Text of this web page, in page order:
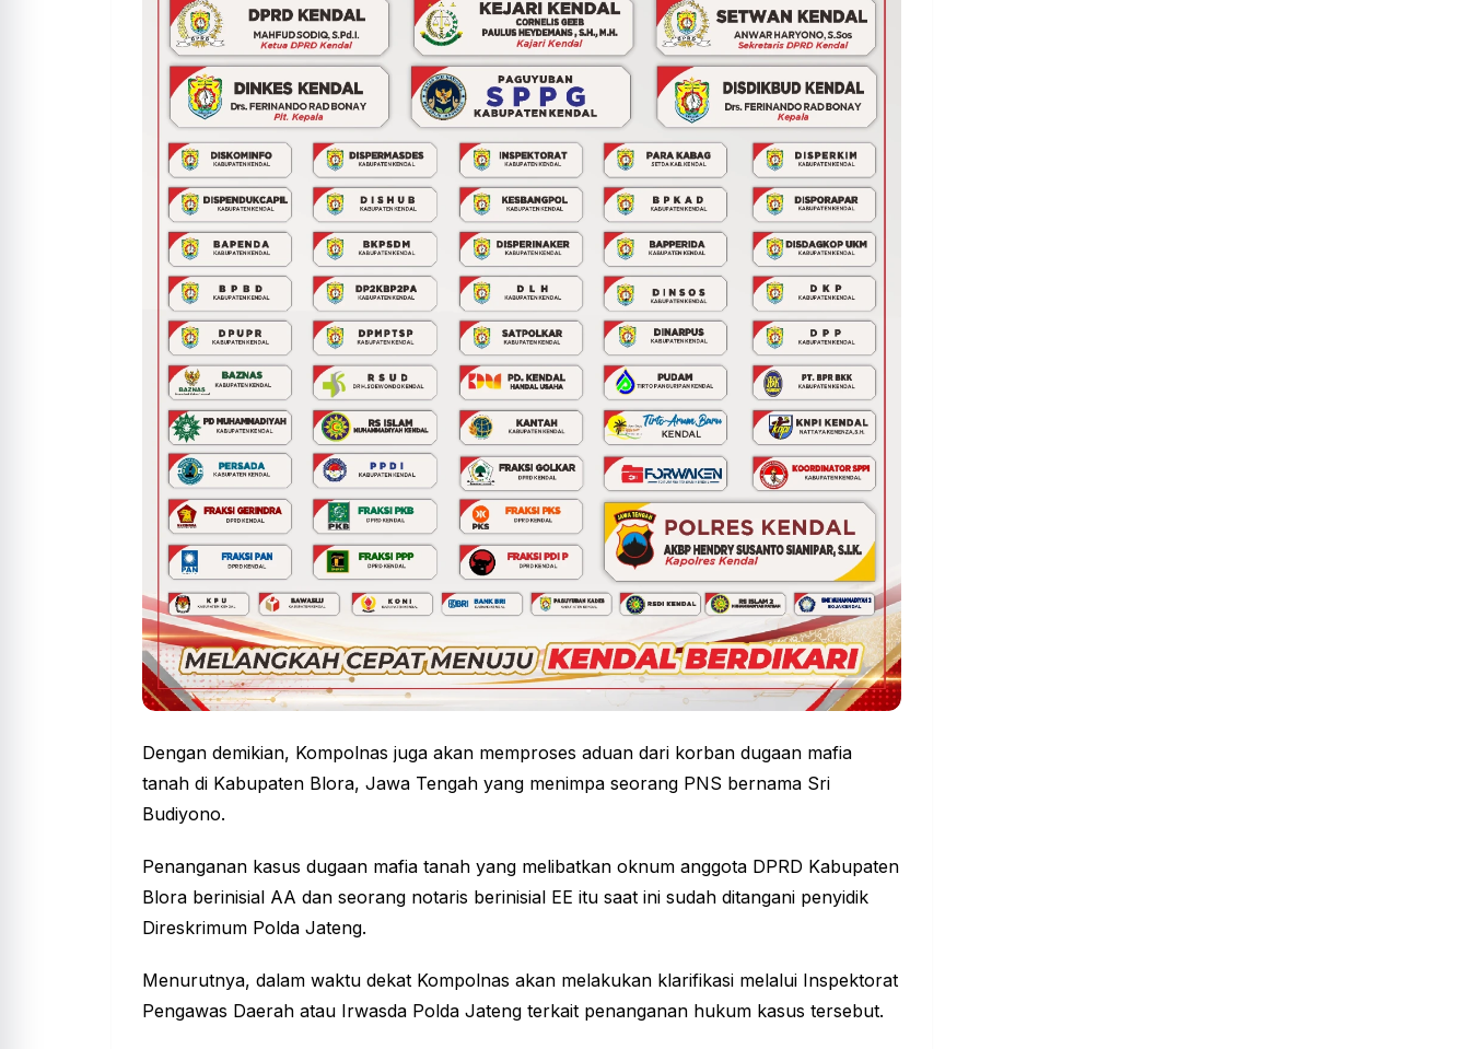
Dengan demikian, Kompolnas juga akan memproses aduan dari korban dugaan mafia
tanah di Kabupaten Blora, Jawa Tengah yang menimpa seorang PNS bernama Sri
Budiyono.
Penanganan kasus dugaan mafia tanah yang melibatkan oknum anggota DPRD Kabupaten
Blora berinisial AA dan seorang notaris berinisial EE itu saat ini sudah ditangani penyidik
Direskrimum Polda Jateng.
Menurutnya, dalam waktu dekat Kompolnas akan melakukan klarifikasi melalui Inspektorat
Pengawas Daerah atau Irwasda Polda Jateng terkait penanganan hukum kasus tersebut.